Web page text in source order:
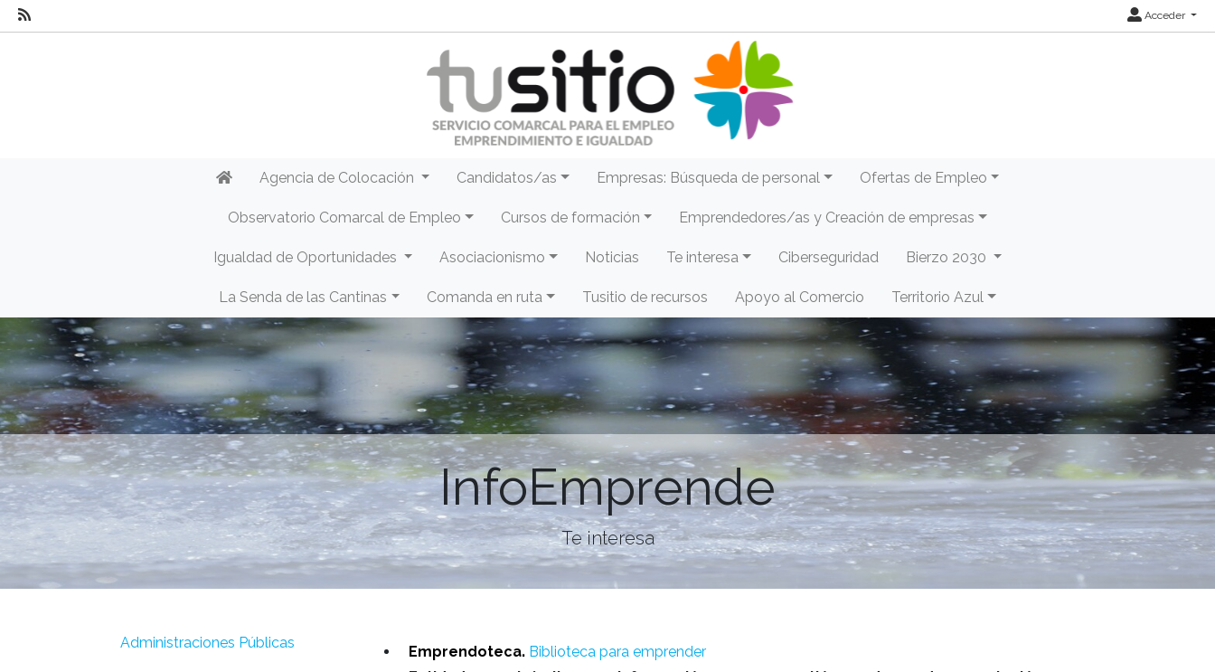
Acceder
Agencia de Colocación Candidatos/as Empresas: Búsqueda de personal Ofertas de Empleo
Observatorio Comarcal de Empleo Cursos de formación Emprendedores/as y Creación de empresas
Igualdad de Oportunidades Asociacionismo Noticias Te interesa Ciberseguridad Bierzo 2030
La Senda de las Cantinas Comanda en ruta Tusitio de recursos Apoyo al Comercio Territorio Azul
InfoEmprende
Te interesa
Administraciones Públicas
Emprendoteca. Biblioteca para emprender